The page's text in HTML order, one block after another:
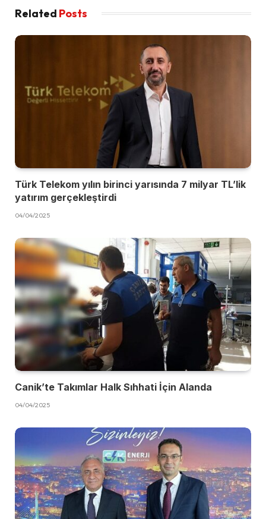
Related Posts
Türk Telekom yılın birinci yarısında 7 milyar TL’lik
yatırım gerçekleştirdi
04/04/2025
Canik’te Takımlar Halk Sıhhati İçin Alanda
04/04/2025